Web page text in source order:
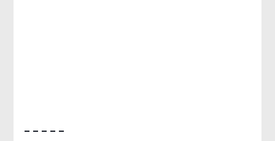
– – – – –